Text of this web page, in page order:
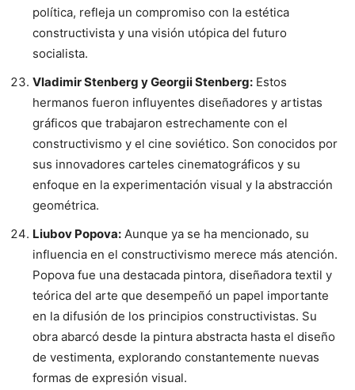
política, refleja un compromiso con la estética
constructivista y una visión utópica del futuro
socialista.
Vladimir Stenberg y Georgii Stenberg: Estos
hermanos fueron influyentes diseñadores y artistas
gráficos que trabajaron estrechamente con el
constructivismo y el cine soviético. Son conocidos por
sus innovadores carteles cinematográficos y su
enfoque en la experimentación visual y la abstracción
geométrica.
Liubov Popova: Aunque ya se ha mencionado, su
influencia en el constructivismo merece más atención.
Popova fue una destacada pintora, diseñadora textil y
teórica del arte que desempeñó un papel importante
en la difusión de los principios constructivistas. Su
obra abarcó desde la pintura abstracta hasta el diseño
de vestimenta, explorando constantemente nuevas
formas de expresión visual.